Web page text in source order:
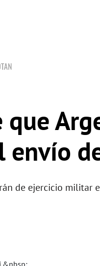
envío
de ejercicio militar